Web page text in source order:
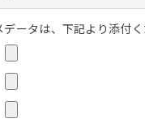
ータは、下記より添付く